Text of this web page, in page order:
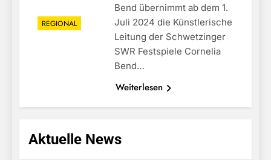
REGIONAL
Bend übernimmt ab dem 1.
Juli 2024 die Künstlerische
Leitung der Schwetzinger
SWR Festspiele Cornelia
Bend…
Weiterlesen
Aktuelle News